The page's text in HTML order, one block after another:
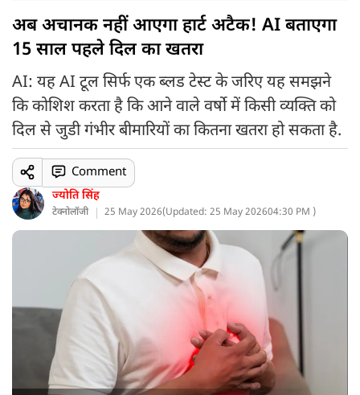
अब अचानक नहीं आएगा हार्ट अटैक! AI बताएगा
15 साल पहले दिल का खतरा
AI: यह AI टूल सिर्फ एक ब्लड टेस्ट के जरिए यह समझने
कि कोशिश करता है कि आने वाले वर्षो में किसी व्यक्ति को
दिल से जुडी गंभीर बीमारियों का कितना खतरा हो सकता है.
ज्योति सिंह
टेक्नोलॉजी 25 May 2026(Updated: 25 May 202604:30 PM )
Comment